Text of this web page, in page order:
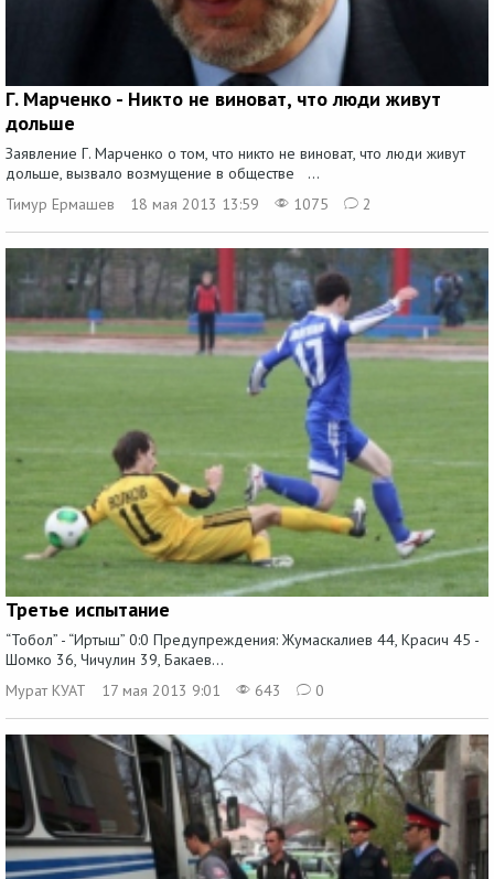
Г. Марченко - Никто не виноват, что люди живут
дольше
Заявление Г. Марченко о том, что никто не виноват, что люди живут
дольше, вызвало возмущение в обществе ...
Тимур Ермашев
18 мая 2013 13:59 1075 2
Третье испытание
“Тобол” - “Иртыш” 0:0 Предупреждения: Жумаскалиев 44, Красич 45 -
Шомко 36, Чичулин 39, Бакаев...
Мурат КУАТ
17 мая 2013 9:01 643 0